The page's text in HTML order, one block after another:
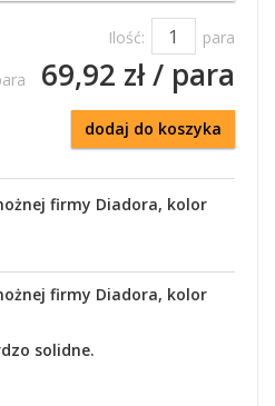
Ilość:
para
69,92 zł/ para
dodaj do koszyka
firmy Diadora, kolor
firmy Diadora, kolor
solidne.